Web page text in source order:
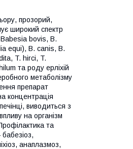
прозорий,
широкий спектр
Babesia bovis, B.
equi), B. canis, B.
T. hirci, T.
та роду ерліхій
метаболізму
препарат
концентрація
виводиться з
на організм
та
анаплазмоз,